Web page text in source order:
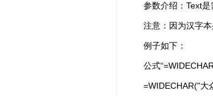
参数介绍：Text是
注意：因为汉字
例子如下：
公式
=WIDECHAR("大